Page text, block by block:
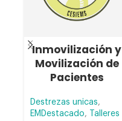
Inmovilización y
Movilización de
Pacientes
Destrezas unicas,
EMDestacado, Talleres